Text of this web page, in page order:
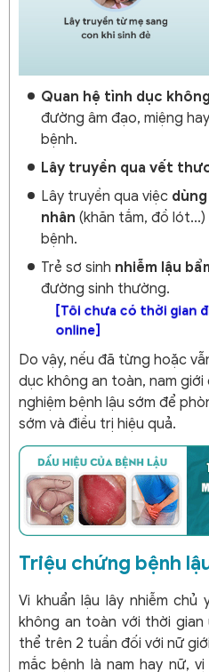
Quan hệ tình dục
đường âm đạo, miệng
bệnh.
Lây truyền qua vết
Lây truyền qua việc
nhân (khăn tắm, đồ
bệnh.
Trẻ sơ sinh nhiễm lậu
đường sinh thường.
[Tôi chưa có thời gian
online]
Do vậy, nếu đã từng hoặc
dục không an toàn, nam
nghiệm bệnh lậu sớm để
sớm và điều trị hiệu quả.
Triệu chứng bệnh
Vi khuẩn lậu lây nhiễm
không an toàn với thời
thể trên 2 tuần đối với nữ
mắc bệnh là nam hay nữ,